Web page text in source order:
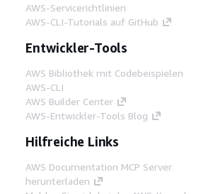
AWS-Servicerichtlinien
AWS-CLI-Tutorials auf GitHub
Entwickler-Tools
AWS Bibliothek mit Codebeispielen
AWS-CLI
AWS Builder Center
AWS-Entwickler-Tools Blog
Hilfreiche Links
AWS Documentation MCP Server
herunterladen